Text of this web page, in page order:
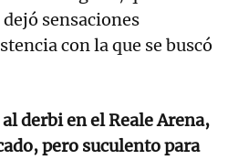
sensaciones
con la que se buscó
derbi en el Reale Arena,
pero suculento para